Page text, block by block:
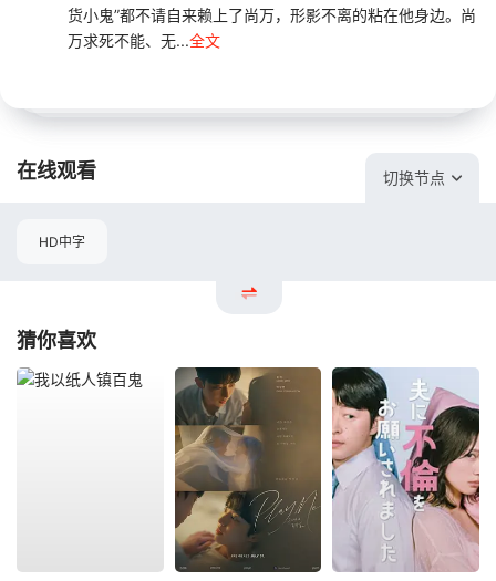
货小鬼”都不请自来赖上了尚万，形影不离的粘在他身边。尚
万求死不能、无...全文
在线观看 切换节点
HD中字
猜你喜欢